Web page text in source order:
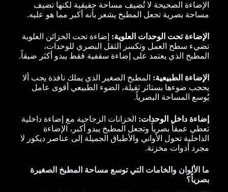
الإضاءة الصحيحة لا تُضيف مساحة حقيقية لكنها تضيف
مساحة بصرية تجعل المطبخ يشعر بأنه أكبر مما هو عليه.
الإضاءة تحت الوحدات العلوية: إضاءة تحت الخزائن العلوية
تضيء سطح العمل وتكسر الثقل البصري للوحدات،
المطبخ الذي يعتمد على إضاءة سقفية فقط يبدو أكثر ضيقاً.
الإضاءة الطبيعية: المطبخ الصغير الذي يملك نافذة يجب ألا
يحجب ضوءها بستائر ثقيلة، الضوء الطبيعي أقوى عامل
يُوسع المساحة البصرياً.
إضاءة داخل الوحدات: الخزانات الزجاجية مع إضاءة داخلية
تعطي عمقاً بصرياً وتجعل المطبخ يبدو أكبر، الإضاءة
الداخلية تحول الأواني والأطباق الجميلة إلى عناصر ديكور لا
مجرد أدوات مخزنة.
ما الألوان والخامات التي توسع مساحة المطبخ الصغيرة
بصرياً؟